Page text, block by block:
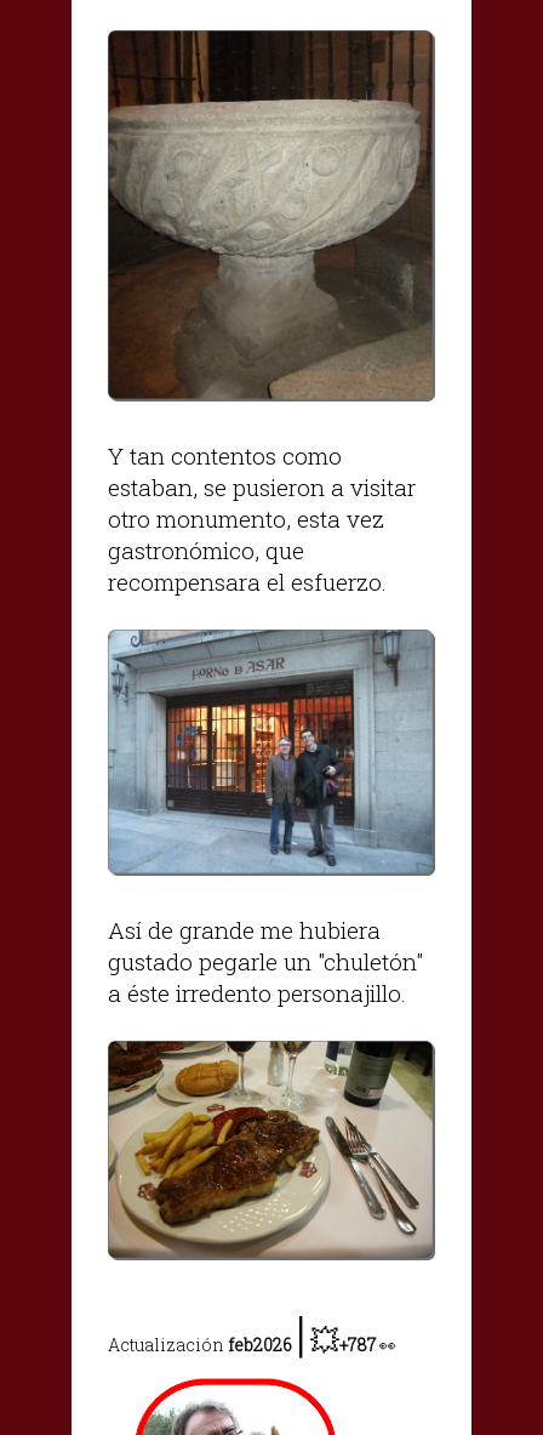
Y tan contentos como
estaban, se pusieron a visitar
otro monumento, esta vez
gastronómico, que
recompensara el esfuerzo.
Así de grande me hubiera
gustado pegarle un "chuletón"
a éste irredento personajillo.
Actualización feb2026 |💥+787👀